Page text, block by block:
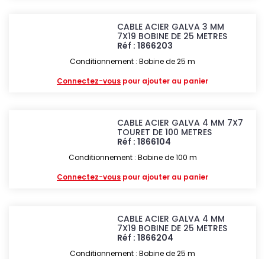
CABLE ACIER GALVA 3 MM
7X19 BOBINE DE 25 METRES
Réf : 1866203
Conditionnement : Bobine de 25 m
Connectez-vous pour ajouter au panier
CABLE ACIER GALVA 4 MM 7X7
TOURET DE 100 METRES
Réf : 1866104
Conditionnement : Bobine de 100 m
Connectez-vous pour ajouter au panier
CABLE ACIER GALVA 4 MM
7X19 BOBINE DE 25 METRES
Réf : 1866204
Conditionnement : Bobine de 25 m